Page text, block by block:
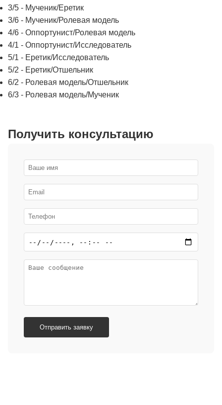
3/5 - Мученик/Еретик
3/6 - Мученик/Ролевая модель
4/6 - Оппортунист/Ролевая модель
4/1 - Оппортунист/Исследователь
5/1 - Еретик/Исследователь
5/2 - Еретик/Отшельник
6/2 - Ролевая модель/Отшельник
6/3 - Ролевая модель/Мученик
Получить консультацию
Отправить заявку